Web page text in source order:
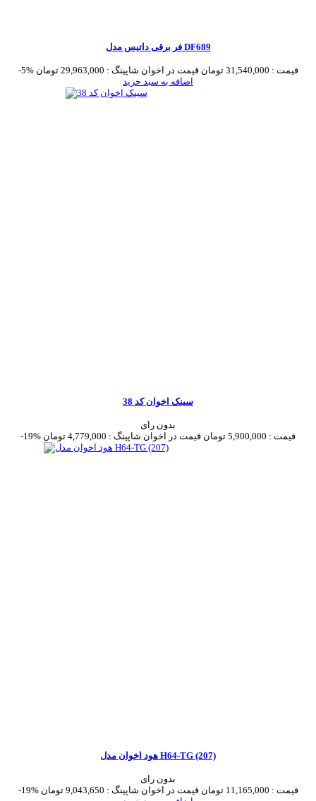
فر برقی داتیس مدل DF689
-5% قیمت : 31,540,000 تومان قیمت در اخوان شاپینگ : 29,963,000 تومان
اضافه به سبد خرید
سینک اخوان کد 38
بدون رای
-19%
قیمت : 5,900,000 تومان قیمت در اخوان شاپینگ : 4,779,000 تومان
هود اخوان مدل H64-TG (207)
بدون رای
-19%
قیمت : 11,165,000 تومان قیمت در اخوان شاپینگ : 9,043,650 تومان